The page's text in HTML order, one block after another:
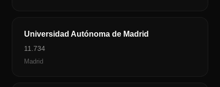
Universidad Autónoma de Madrid
11.734
Madrid